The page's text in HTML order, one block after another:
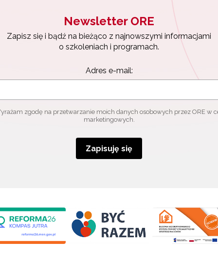
Newsletter ORE
Zapisz się i bądź na bieżąco z najnowszymi informacjami
o szkoleniach i programach.
Adres e-mail:
zgodę na przetwarzanie moich danych osobowych przez ORE w
marketingowych.
Zapisuję się